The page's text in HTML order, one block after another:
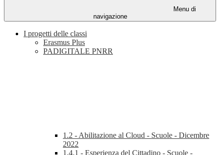
Menu di
navigazione
I progetti delle classi
Erasmus Plus
PADIGITALE PNRR
1.2 - Abilitazione al Cloud - Scuole - Dicembre
2022
1.4.1 - Esperienza del Cittadino - Scuole -